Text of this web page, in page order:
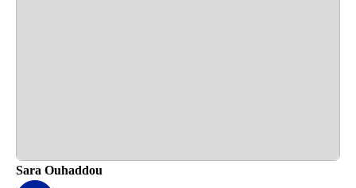
Sara Ouhaddou